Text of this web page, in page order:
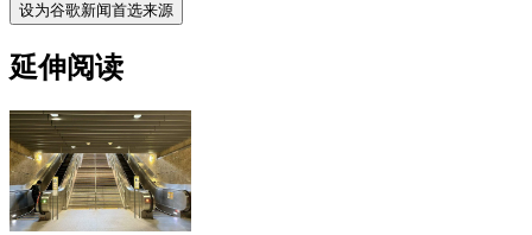
设为谷歌新闻首选来源
延伸阅读